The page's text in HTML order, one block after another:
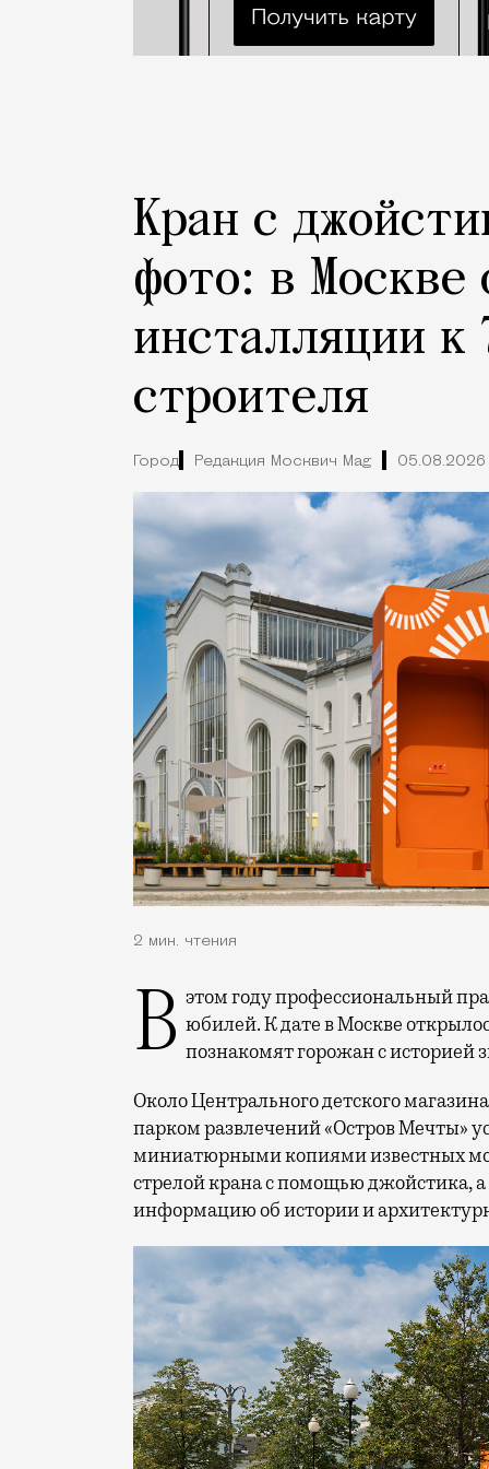
Кран с
фото: в Москве
инсталляции к
строителя
Город Редакция Москвич Mag 05.08.2026
2 мин. чтения
В этом году профессиональный праздник День строителя отмечает 70-летний юбилей. К дате в Москве
познакомят горожан с историей
Около Центрального детского
парком развлечений «Остров Мечты»
миниатюрными копиями известных
стрелой крана с помощью джойстика,
информацию об истории и